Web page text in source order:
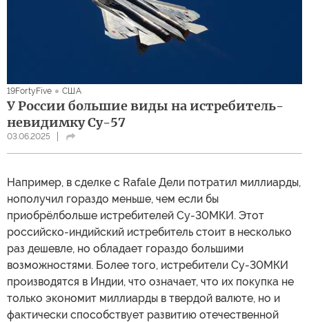
19FortyFive США
У России большие виды на истребитель-
невидимку Су-57
03.06.2025
Например, в сделке с Rafale Дели потратил миллиарды,
нополучил гораздо меньше, чем если бы
приобрёлбольше истребителей Су-30МКИ. Этот
российско-индийский истребитель стоит в несколько
раз дешевле, но обладает гораздо большими
возможностями. Более того, истребители Су-30МКИ
производятся в Индии, что означает, что их покупка не
только экономит миллиарды в твердой валюте, но и
фактически способствует развитию отечественной